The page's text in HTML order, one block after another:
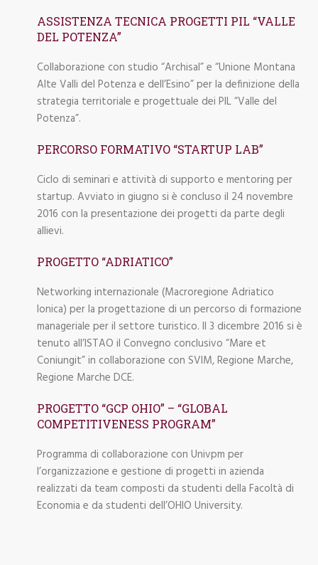
ASSISTENZA TECNICA PROGETTI PIL “VALLE
DEL POTENZA”
Collaborazione con studio “Archisal” e “Unione Montana
Alte Valli del Potenza e dell’Esino” per la definizione della
strategia territoriale e progettuale dei PIL “Valle del
Potenza”.
PERCORSO FORMATIVO “STARTUP LAB”
Ciclo di seminari e attività di supporto e mentoring per
startup. Avviato in giugno si è concluso il 24 novembre
2016 con la presentazione dei progetti da parte degli
allievi.
PROGETTO “ADRIATICO”
Networking internazionale (Macroregione Adriatico
Ionica) per la progettazione di un percorso di formazione
manageriale per il settore turistico. Il 3 dicembre 2016 si è
tenuto all’ISTAO il Convegno conclusivo “Mare et
Coniungit” in collaborazione con SVIM, Regione Marche,
Regione Marche DCE.
PROGETTO “GCP OHIO” – “GLOBAL
COMPETITIVENESS PROGRAM”
Programma di collaborazione con Univpm per
l’organizzazione e gestione di progetti in azienda
realizzati da team composti da studenti della Facoltà di
Economia e da studenti dell’OHIO University.